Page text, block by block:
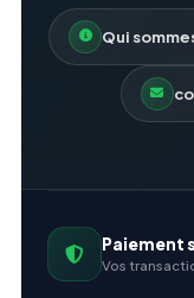
Qui
Paiement
Vos